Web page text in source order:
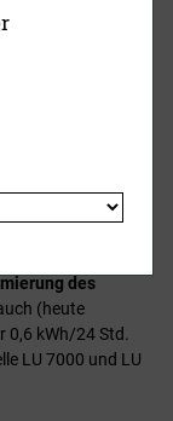
des
(heute
0,6 kWh/24 Std.
LU 7000 und LU